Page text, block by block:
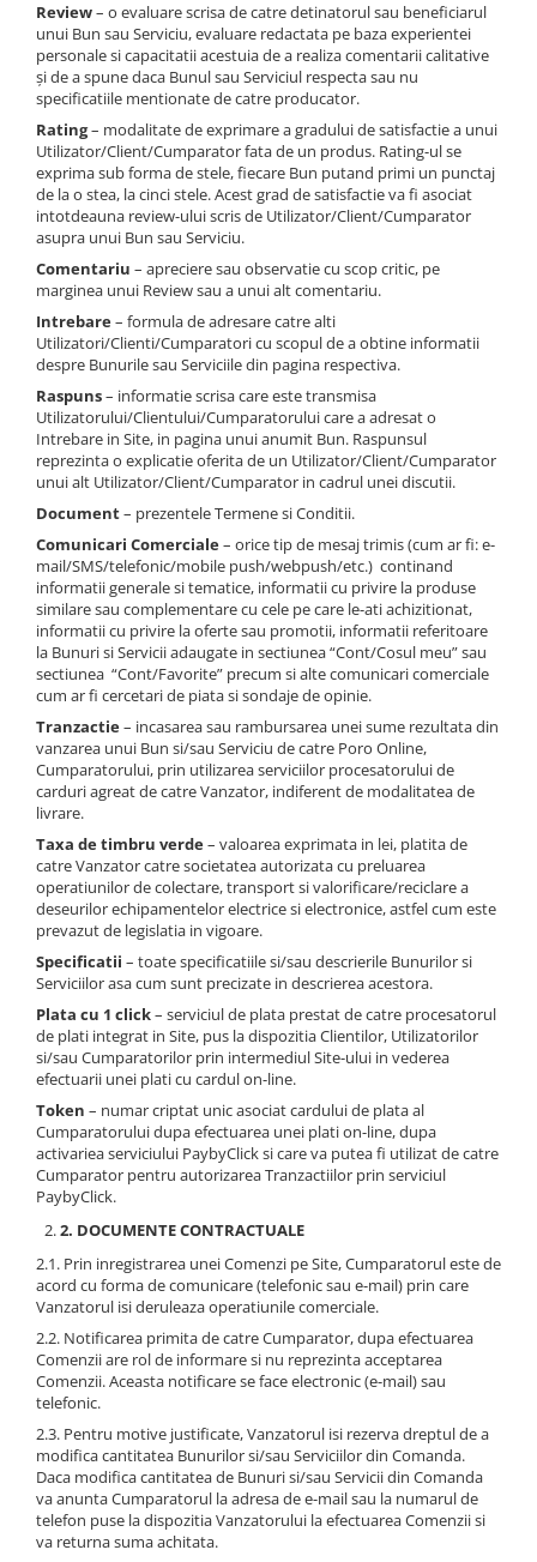
Review– o evaluare scrisa de catre detinatorul sau beneficiarul
unui Bun sau Serviciu, evaluare redactata pe baza experientei
personale si capacitatii acestuia de a realiza comentarii calitative
și de a spune daca Bunul sau Serviciul respecta sau nu
specificatiile mentionate de catre producator.
Rating– modalitate de exprimare a gradului de satisfactie a unui
Utilizator/Client/Cumparator fata de un produs. Rating-ul se
exprima sub forma de stele, fiecare Bun putand primi un punctaj
de la o stea, la cinci stele. Acest grad de satisfactie va fi asociat
intotdeauna review-ului scris de Utilizator/Client/Cumparator
asupra unui Bun sau Serviciu.
Comentariu – apreciere sau observatie cu scop critic, pe
marginea unui Review sau a unui alt comentariu.
Intrebare– formula de adresare catre alti
Utilizatori/Clienti/Cumparatori cu scopul de a obtine informatii
despre Bunurile sau Serviciile din pagina respectiva.
Raspuns– informatie scrisa care este transmisa
Utilizatorului/Clientului/Cumparatorului care a adresat o
Intrebare in Site, in pagina unui anumit Bun. Raspunsul
reprezinta o explicatie oferita de un Utilizator/Client/Cumparator
unui alt Utilizator/Client/Cumparator in cadrul unei discutii.
Document– prezentele Termene si Conditii.
Comunicari Comerciale– orice tip de mesaj trimis (cum ar fi: e-
mail/SMS/telefonic/mobile push/webpush/etc.) continand
informatii generale si tematice, informatii cu privire la produse
similare sau complementare cu cele pe care le-ati achizitionat,
informatii cu privire la oferte sau promotii, informatii referitoare
la Bunuri si Servicii adaugate in sectiunea “Cont/Cosul meu” sau
sectiunea “Cont/Favorite” precum si alte comunicari comerciale
cum ar fi cercetari de piata si sondaje de opinie.
Tranzactie– incasarea sau rambursarea unei sume rezultata din
vanzarea unui Bun si/sau Serviciu de catre Poro Online,
Cumparatorului, prin utilizarea serviciilor procesatorului de
carduri agreat de catre Vanzator, indiferent de modalitatea de
livrare.
Taxa de timbru verde– valoarea exprimata in lei, platita de
catre Vanzator catre societatea autorizata cu preluarea
operatiunilor de colectare, transport si valorificare/reciclare a
deseurilor echipamentelor electrice si electronice, astfel cum este
prevazut de legislatia in vigoare.
Specificatii – toate specificatiile si/sau descrierile Bunurilor si
Serviciilor asa cum sunt precizate in descrierea acestora.
Plata cu 1 click– serviciul de plata prestat de catre procesatorul
de plati integrat in Site, pus la dispozitia Clientilor, Utilizatorilor
si/sau Cumparatorilor prin intermediul Site-ului in vederea
efectuarii unei plati cu cardul on-line.
Token – numar criptat unic asociat cardului de plata al
Cumparatorului dupa efectuarea unei plati on-line, dupa
activariea serviciului PaybyClick si care va putea fi utilizat de catre
Cumparator pentru autorizarea Tranzactiilor prin serviciul
PaybyClick.
2. DOCUMENTE CONTRACTUALE
2.1. Prin inregistrarea unei Comenzi pe Site, Cumparatorul este de
acord cu forma de comunicare (telefonic sau e-mail) prin care
Vanzatorul isi deruleaza operatiunile comerciale.
2.2. Notificarea primita de catre Cumparator, dupa efectuarea
Comenzii are rol de informare si nu reprezinta acceptarea
Comenzii. Aceasta notificare se face electronic (e-mail) sau
telefonic.
2.3. Pentru motive justificate, Vanzatorul isi rezerva dreptul de a
modifica cantitatea Bunurilor si/sau Serviciilor din Comanda.
Daca modifica cantitatea de Bunuri si/sau Servicii din Comanda
va anunta Cumparatorul la adresa de e-mail sau la numarul de
telefon puse la dispozitia Vanzatorului la efectuarea Comenzii si
va returna suma achitata.